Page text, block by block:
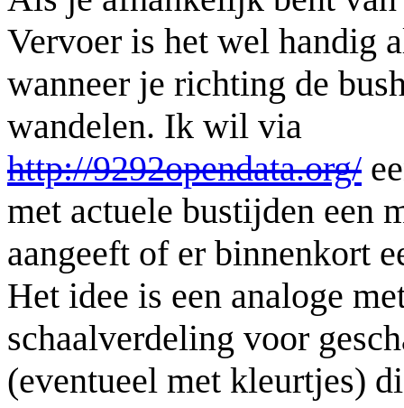
Vervoer is het wel handig
wanneer je richting de
wandelen. Ik wil via
http://9292opendata.org/
met actuele bustijden een
aangeeft of er binnenkort
Het idee is een analoge
schaalverdeling voor
(eventueel met kleurtjes)